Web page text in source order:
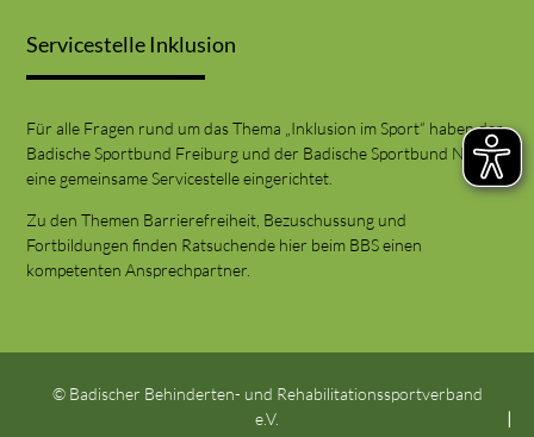
Servicestelle Inklusion
Für alle Fragen rund um das Thema „Inklusion im Sport“ haben der
Badische Sportbund Freiburg und der Badische Sportbund Nord
eine gemeinsame Servicestelle eingerichtet.
Zu den Themen Barrierefreiheit, Bezuschussung und
Fortbildungen finden Ratsuchende hier beim BBS einen
kompetenten Ansprechpartner.
© Badischer Behinderten- und Rehabilitationssportverband
e.V.